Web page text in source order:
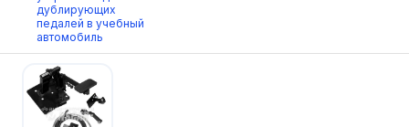
дублирующих
педалей в учебный
автомобиль